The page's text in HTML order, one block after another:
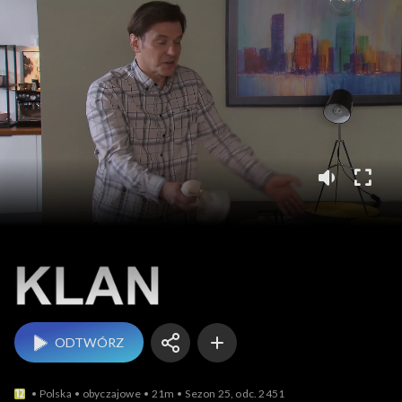
Klan
ODTWÓRZ
Polska obyczajowe 21m Sezon 25, odc. 2451